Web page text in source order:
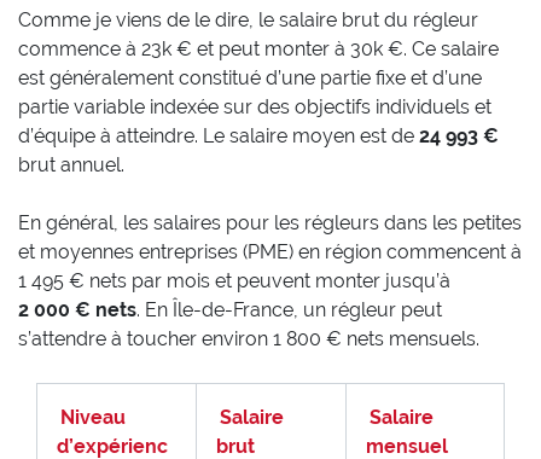
Comme je viens de le dire, le salaire brut du régleur
commence à 23k € et peut monter à 30k €. Ce salaire
est généralement constitué d’une partie fixe et d’une
partie variable indexée sur des objectifs individuels et
d’équipe à atteindre. Le salaire moyen est de 24 993 €
brut annuel.
En général, les salaires pour les régleurs dans les petites
et moyennes entreprises (PME) en région commencent à
1 495 € nets par mois et peuvent monter jusqu’à
2 000 € nets. En Île-de-France, un régleur peut
s’attendre à toucher environ 1 800 € nets mensuels.
Niveau
d’expérienc
Salaire
brut
Salaire
mensuel